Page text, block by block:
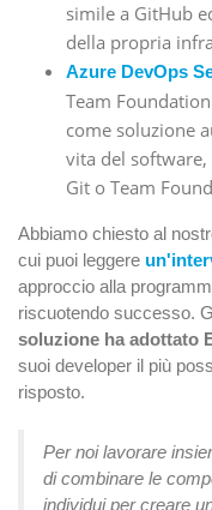
simile a GitHub
della propria
Azure DevOps
Team
come soluzione
vita del
Git o Team
Abbiamo chiesto al
cui puoi leggere
approccio alla
riscuotendo successo.
soluzione ha adottato
suoi developer il più
risposto.
Per noi lavorare
di combinare le
individui per creare